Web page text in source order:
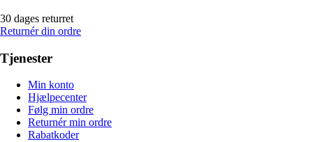
30 dages returret
Returnér din ordre
Tjenester
Min konto
Hjælpecenter
Følg min ordre
Returnér min ordre
Rabatkoder